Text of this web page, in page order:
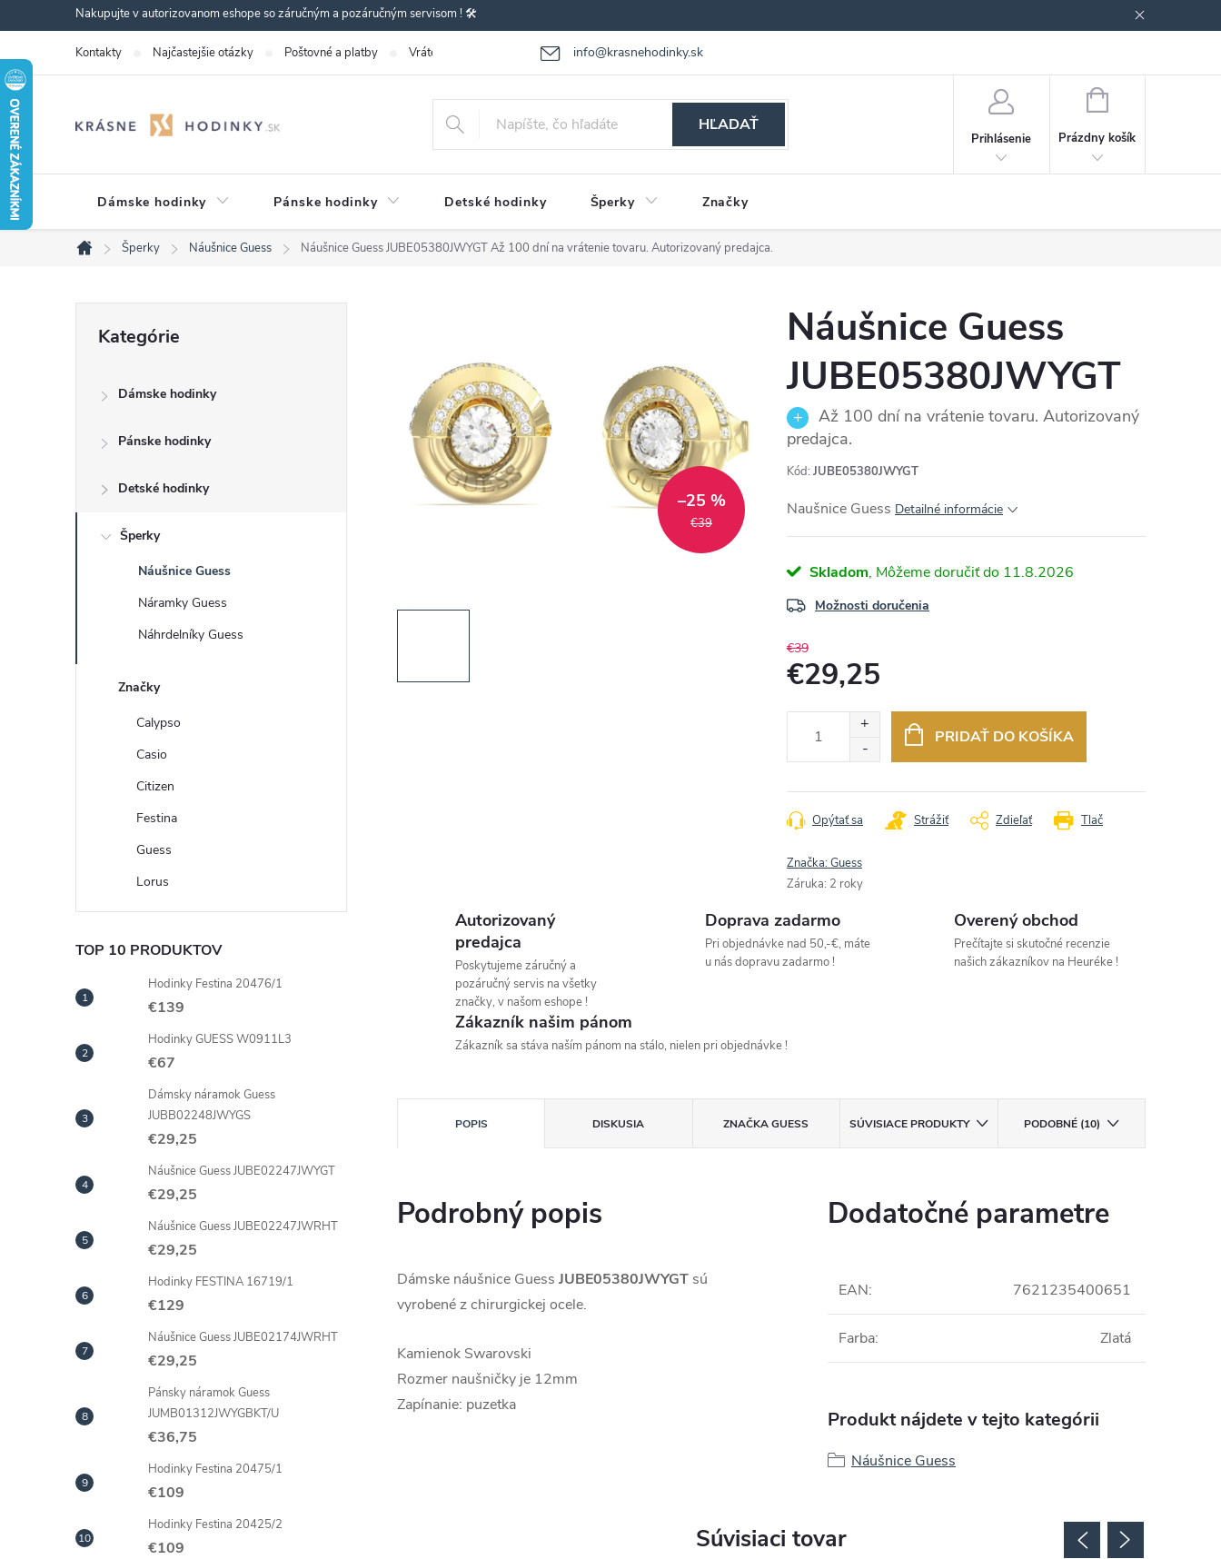
na
obsah
Nakupujte v autorizovanom eshope so záručným a pozáručným servisom ! 🛠️
info@krasnehodinky.sk
Kontakty Najčastejšie otázky Poštovné a platby Vrátenie-výmena tovaru Reklamácia tovaru Obchodné podmienky
HĽADAŤ
Prihlásenie
NÁKUPNÝ
Prázdny košík
Dámske hodinky Pánske hodinky Detské hodinky Šperky Značky
Domov
Šperky Náušnice Guess Náušnice Guess JUBE05380JWYGTAž 100 dní na vrátenie tovaru. Autorizovaný predajca.
ý
kategórie
Kategórie
Dámske hodinky
Pánske hodinky
Detské hodinky
Šperky
Náušnice Guess
Náramky Guess
Náhrdelníky Guess
Značky
Calypso
Casio
Citizen
Festina
Guess
Lorus
TOP 10 PRODUKTOV
Hodinky Festina 20476/1
€139
Hodinky GUESS W0911L3
€67
Dámsky náramok Guess
JUBB02248JWYGS
€29,25
Náušnice Guess JUBE02247JWYGT
€29,25
Náušnice Guess JUBE02247JWRHT
€29,25
Hodinky FESTINA 16719/1
€129
Náušnice Guess JUBE02174JWRHT
€29,25
Pánsky náramok Guess
JUMB01312JWYGBKT/U
€36,75
Hodinky Festina 20475/1
€109
Hodinky Festina 20425/2
€109
€39
–25 %
Náušnice Guess
JUBE05380JWYGT
Až 100 dní na vrátenie tovaru. Autorizovaný
predajca.
Kód: JUBE05380JWYGT
Naušnice Guess Detailné informácie
Skladom 11.8.2026
Možnosti doručenia
€39
€29,25
PRIDAŤ DO KOŠÍKA
Tlač
Opýtať sa Strážiť Zdieľať
Značka:Guess
Záruka: 2 roky
Autorizovaný
predajca
Poskytujeme záručný a
pozáručný servis na všetky
značky, v našom eshope !
Doprava zadarmo
Pri objednávke nad 50,-€, máte
u nás dopravu zadarmo !
Overený obchod
Prečítajte si skutočné recenzie
našich zákazníkov na Heuréke !
Zákazník našim pánom
Zákazník sa stáva naším pánom na stálo, nielen pri objednávke !
POPIS DISKUSIA ZNAČKAGUESS SÚVISIACE PRODUKTY PODOBNÉ (10)
Podrobný popis
Dámske náušnice Guess JUBE05380JWYGT sú
vyrobenéz chirurgickej ocele.
Kamienok Swarovski
Rozmer naušničky je 12mm
Zapínanie: puzetka
Dodatočné parametre
EAN: 7621235400651
Farba: Zlatá
Produkt nájdete v tejto kategórii
Náušnice Guess
Súvisiaci tovar